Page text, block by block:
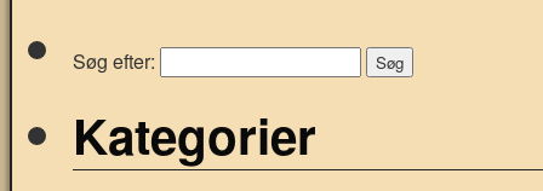
Søg efter:
Kategorier